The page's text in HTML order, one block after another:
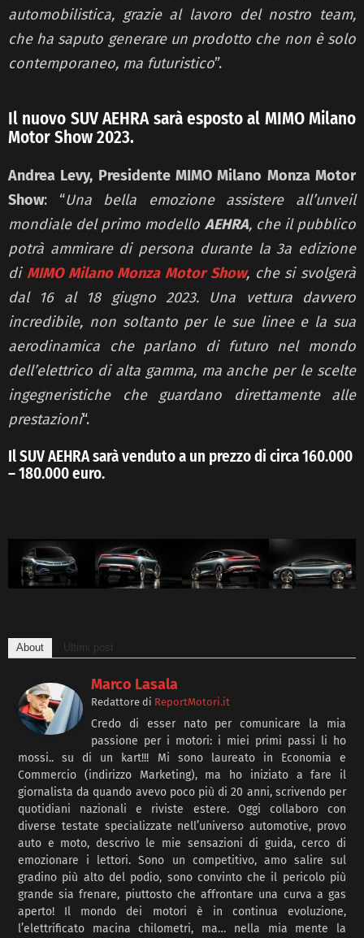
automobilistica, grazie al lavoro del nostro team,
che ha saputo generare un prodotto che non è solo
contemporaneo, ma futuristico”.
Il nuovo SUV AEHRA sarà esposto al MIMO Milano
Motor Show 2023.
Andrea Levy, Presidente MIMO Milano Monza Motor
Show: “Una bella emozione assistere all’unveil
mondiale del primo modello AEHRA, che il pubblico
potrà ammirare di persona durante la 3a edizione
di MIMO Milano Monza Motor Show, che si svolgerà
dal 16 al 18 giugno 2023. Una vettura davvero
incredibile, non soltanto per le sue linee e la sua
aerodinamica che parlano di futuro nel mondo
dell’elettrico di alta gamma, ma anche per le scelte
ingegneristiche che guardano direttamente alle
prestazioni“.
Il SUV AEHRA sarà venduto a un prezzo di circa 160.000
– 180.000 euro.
About Ultimi post
Marco Lasala
Redattore di ReportMotori.it
Credo di esser nato per comunicare la mia
passione per i motori: i miei primi passi li ho
mossi.. su di un kart!!! Mi sono laureato in Economia e
Commercio (indirizzo Marketing), ma ho iniziato a fare il
giornalista da quando avevo poco più di 20 anni, scrivendo per
quotidiani nazionali e riviste estere. Oggi collaboro con
diverse testate specializzate nell’universo automotive, provo
auto e moto, descrivo le mie sensazioni di guida, cerco di
emozionare i lettori. Sono un competitivo, amo salire sul
gradino più alto del podio, sono convinto che il pericolo più
grande sia frenare, piuttosto che affrontare una curva a gas
aperto! Il mondo dei motori è in continua evoluzione,
l’elettrificato macina chilometri, ma… nella mia mente la